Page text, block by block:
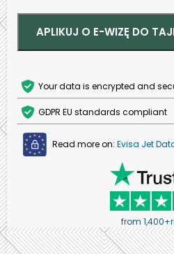
APLIKUJ O E-WIZĘ DO
Your data is encrypted and
GDPR EU standards compliant
Read more on: Evisa Jet
from